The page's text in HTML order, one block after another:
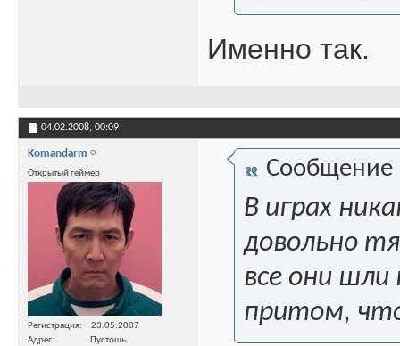
Именно так.
04.02.2008, 00:09
Komandarm
Открытый геймер
Регистрация
23.05.2007
Адрес
Пустошь
Сообщение
В играх
довольно
все они
притом,